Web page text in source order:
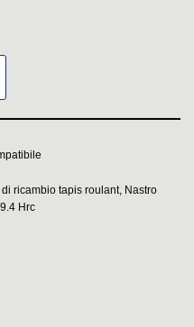
ricambio tapis roulant, Nastro
Hrc